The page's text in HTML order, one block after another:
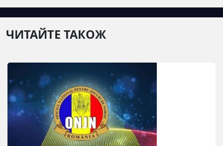
ЧИТАЙТЕ ТАКОЖ